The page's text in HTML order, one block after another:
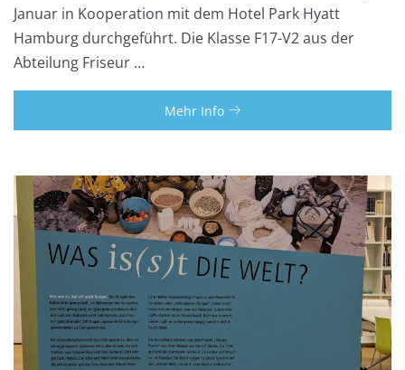
Januar in Kooperation mit dem Hotel Park Hyatt
Hamburg durchgeführt. Die Klasse F17-V2 aus der
Abteilung Friseur …
Mehr Info